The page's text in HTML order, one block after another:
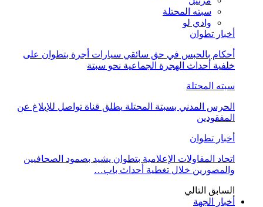
سبته المحتلة
وادي لو
أخبار تطوان
أحكام بالحبس في حق سائقي سيارات أجرة بتطوان على
خلفية أحداث الهجرة الجماعية نحو سبتة
سبته المحتلة
الحرس المدني بسبتة المحتلة يطلق قناة تواصل للإبلاغ عن
المفقودين
أخبار تطوان
اتحاد المقاولات الإعلامية بتطوان يشيد بصمود الصحافيين
والمصورين خلال تغطية أحداث باب…
السابق التالي
أخبار الجهة